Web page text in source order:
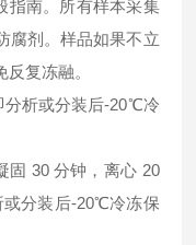
指南。所有样本采集
腐剂。样品如果不立
复冻融。
分析或分装后-20℃冷
固 30 分钟，离心 20
或分装后-20℃冷冻保